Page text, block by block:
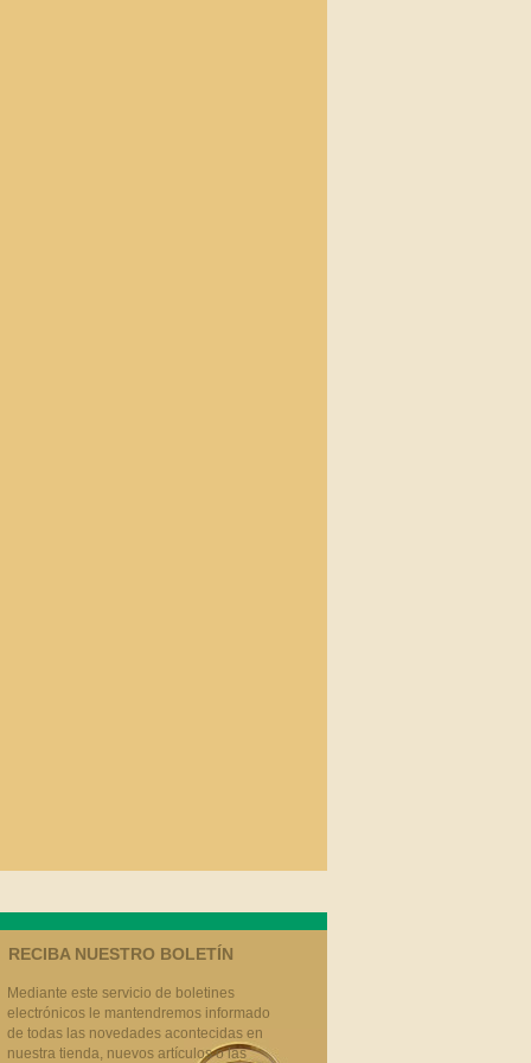
RECIBA NUESTRO BOLETÍN
Mediante este servicio de boletines
electrónicos le mantendremos informado
de todas las novedades acontecidas en
nuestra tienda, nuevos artículos o las